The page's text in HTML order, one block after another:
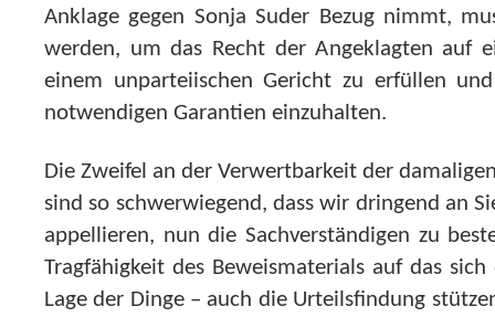
Anklage gegen Sonja Suder Bezug nimmt,
werden, um das Recht der Angeklagten auf
einem unparteiischen Gericht zu erfüllen
notwendigen Garantien einzuhalten.
Die Zweifel an der Verwertbarkeit der
sind so schwerwiegend, dass wir dringend an
appellieren, nun die Sachverständigen zu
Tragfähigkeit des Beweismaterials auf das
Lage der Dinge – auch die Urteilsfindung